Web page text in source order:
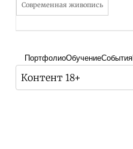
Современная живопись
ПортфолиоОбучениеСобытия
Контент 18+